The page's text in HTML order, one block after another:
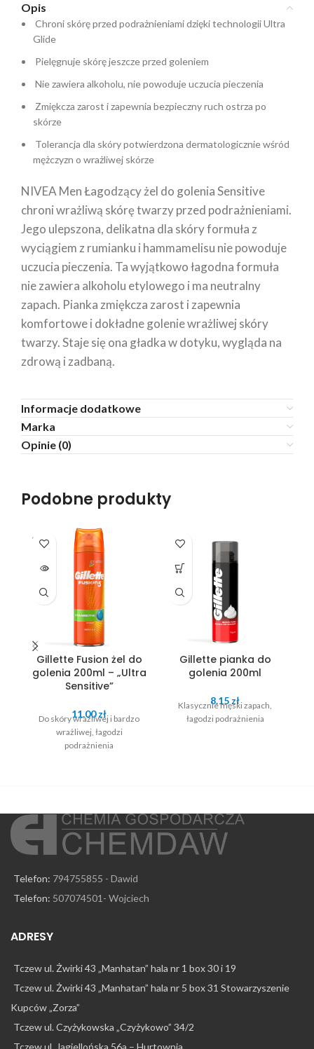
Opis
Chroni skórę przed podrażnieniami dzięki technologii Ultra
Glide
Pielęgnuje skórę jeszcze przed goleniem
Nie zawiera alkoholu, nie powoduje uczucia pieczenia
Zmiękcza zarost i zapewnia bezpieczny ruch ostrza po
skórze
Tolerancja dla skóry potwierdzona dermatologicznie wśród
mężczyzn o wrażliwej skórze
NIVEA Men Łagodzący żel do golenia Sensitive
chroni wrażliwą skórę twarzy przed podrażnieniami.
Jego ulepszona, delikatna dla skóry formuła z
wyciągiem z rumianku i hammamelisu nie powoduje
uczucia pieczenia. Ta wyjątkowo łagodna formuła
nie zawiera alkoholu etylowego i ma neutralny
zapach. Pianka zmiękcza zarost i zapewnia
komfortowe i dokładne golenie wrażliwej skóry
twarzy. Staje się ona gładka w dotyku, wygląda na
zdrową i zadbaną.
Informacje dodatkowe
Marka
Opinie (0)
Podobne produkty
SOLD
OUT
Gillette Fusion żel do
golenia 200ml – „Ultra
Sensitive”
11.00zł
Do skóry wrażliwej i bardzo
wrażliwej, łagodzi
podrażnienia
Gillette pianka do
golenia 200ml
8.15 zł
Klasycznie męski zapach,
łagodzi podrażnienia
Telefon: 794755855 - Dawid
Telefon: 507074501- Wojciech
ADRESY
Tczew ul. Żwirki 43 „Manhatan” hala nr 1 box 30 i 19
Tczew ul. Żwirki 43 „Manhatan” hala nr 5 box 31 Stowarzyszenie
Kupców „Zorza”
Tczew ul. Czyżykowska „Czyżykowo” 34/2
Tczew ul. Jagiellońska 56a – Hurtownia